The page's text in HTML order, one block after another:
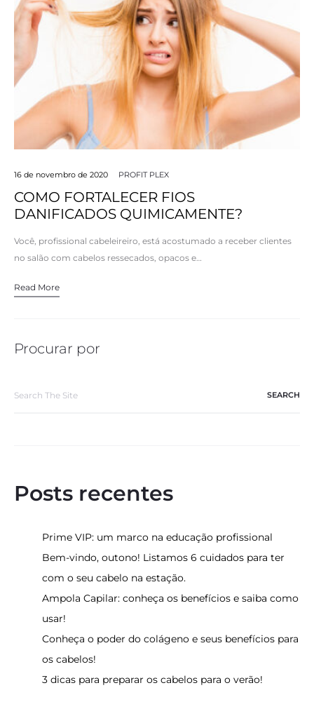
16 de novembro de 2020 PROFIT PLEX
COMO FORTALECER FIOS
DANIFICADOS QUIMICAMENTE?
Você, profissional cabeleireiro, está acostumado a receber clientes
no salão com cabelos ressecados, opacos e…
Read More
Procurar por
Posts recentes
Prime VIP: um marco na educação profissional
Bem-vindo, outono! Listamos 6 cuidados para ter
com o seu cabelo na estação.
Ampola Capilar: conheça os benefícios e saiba como
usar!
Conheça o poder do colágeno e seus benefícios para
os cabelos!
3 dicas para preparar os cabelos para o verão!